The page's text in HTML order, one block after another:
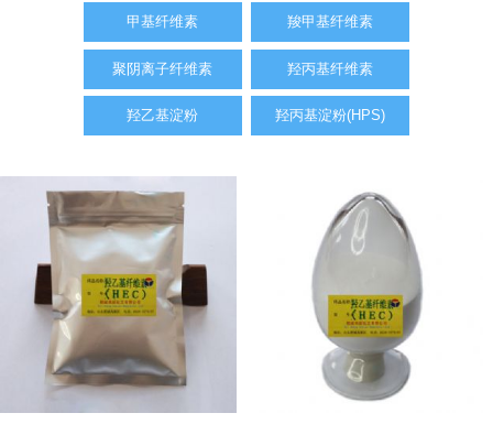
甲基纤维素 羧甲基纤维素
聚阴离子纤维素 羟丙基纤维素
羟乙基淀粉 羟丙基淀粉(HPS)